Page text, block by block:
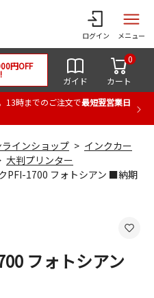
ログイン メニュー
円OFF
ガイド カート
0
13時までのご注文で最短翌営業日
インショップ
インクカー
大判プリンター
PFI-1700 フォトシアン ■納期
フォトシアン